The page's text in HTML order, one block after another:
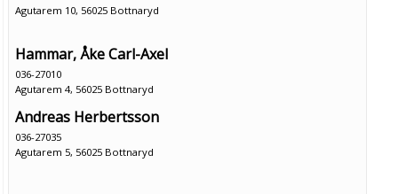
Agutarem 10, 56025 Bottnaryd
Hammar, Åke Carl-Axel
036-27010
Agutarem 4, 56025 Bottnaryd
Andreas Herbertsson
036-27035
Agutarem 5, 56025 Bottnaryd